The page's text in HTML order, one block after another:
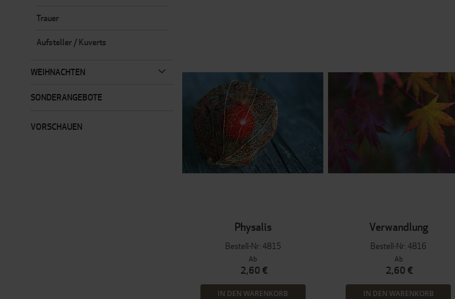
Physalis
Bestell-Nr: 4815
Ab
2,60 €
IN DEN WARENKORB
Verwandlung
Bestell-Nr: 4816
Ab
2,60 €
IN DEN WARENKORB
Trauer
Aufsteller / Kuverts
WEIHNACHTEN
SONDERANGEBOTE
VORSCHAUEN